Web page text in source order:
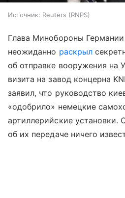
Источник: Reuters (RNPS)
Глава Минобороны
неожиданно раскрыл
об отправке вооружения на
визита на завод концерна
заявил, что руководство
«одобрило» немецкие
артиллерийские установки.
об их передаче ничего